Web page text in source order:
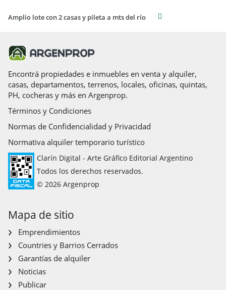
Amplio lote con 2 casas y pileta a mts del río
Encontrá propiedades e inmuebles en venta y alquiler,
casas, departamentos, terrenos, locales, oficinas, quintas,
PH, cocheras y más en Argenprop.
Términos y Condiciones
Normas de Confidencialidad y Privacidad
Normativa alquiler temporario turístico
Clarín Digital - Arte Gráfico Editorial Argentino
Todos los derechos reservados.
© 2026 Argenprop
Mapa de sitio
Emprendimientos
Countries y Barrios Cerrados
Garantías de alquiler
Noticias
Publicar